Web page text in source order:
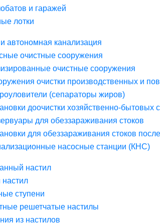
и гаражей
лотки
автономная канализация
очистные сооружения
очистные сооружения
очистки производственных и
(сепараторы жиров)
доочистки хозяйственно-бытовых
для обеззараживания стоков
для обеззараживания стоков
насосные станции (КНС)
настил
ступени
решетчатые настилы
из настилов